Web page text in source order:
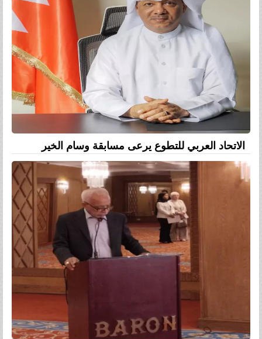
الاتحاد العربي للتطوع يرعى مسابقة وسام الخير